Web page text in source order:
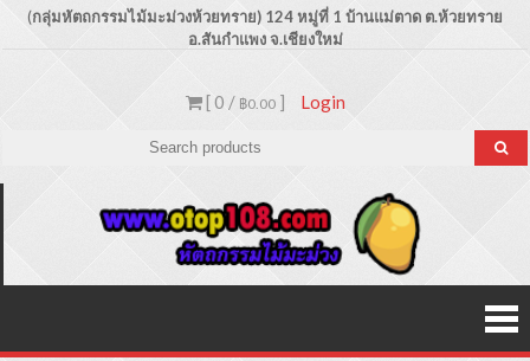
Skip(กลุ่มหัตถกรรมไม้มะม่วงห้วยทราย) 124 หมู่ที่ 1 บ้านแม่ตาด ต.ห้วยทราย
อ.สันกำแพง จ.เชียงใหม่
[ 0 / ฿0.00] Login
ประเภท
ผลิตภัณฑ์
สินค้าไม้
มะม่วง